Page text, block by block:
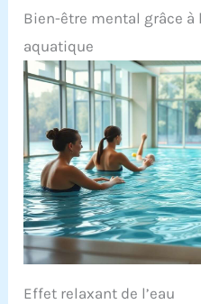
Bien-être mental grâce à
aquatique
Effet relaxant de l’eau